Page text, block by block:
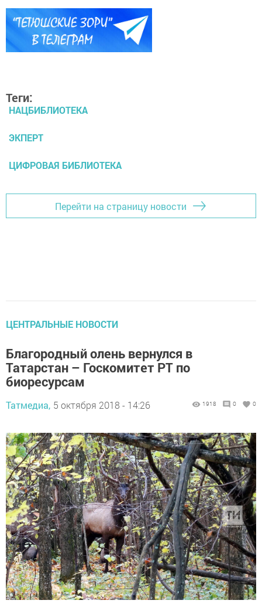
Теги:
НАЦБИБЛИОТЕКА
ЭКПЕРТ
ЦИФРОВАЯ БИБЛИОТЕКА
Перейти на страницу новости
ЦЕНТРАЛЬНЫЕ НОВОСТИ
Благородный олень вернулся в
Татарстан – Госкомитет РТ по
биоресурсам
Татмедиа, 5 октября 2018 - 14:26 1918 0 0